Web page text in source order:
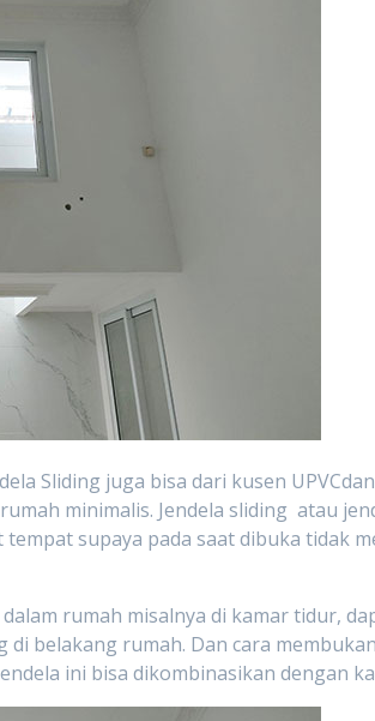
Sliding juga bisa dari kusen
minimalis. Jendela sliding atau
supaya pada saat dibuka tidak
rumah misalnya di kamar tidur,
belakang rumah. Dan cara
ini bisa dikombinasikan dengan